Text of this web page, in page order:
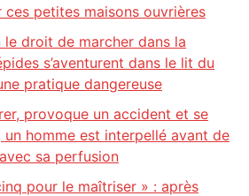
ces petites maisons ouvrières
le droit de marcher dans la
s’aventurent dans le lit du
pratique dangereuse
provoque un accident et se
un homme est interpellé avant de
sa perfusion
pour le maîtriser » : après